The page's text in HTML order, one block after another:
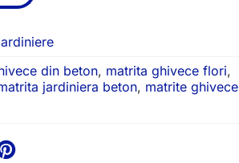
din beton, matrita ghivece flori,
jardiniera beton, matrite ghivece